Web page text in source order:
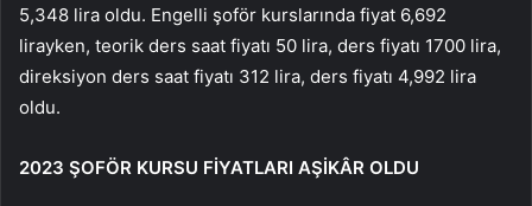
5,348 lira oldu. Engelli şoför kurslarında fiyat 6,692
lirayken, teorik ders saat fiyatı 50 lira, ders fiyatı 1700 lira,
direksiyon ders saat fiyatı 312 lira, ders fiyatı 4,992 lira
oldu.
2023 ŞOFÖR KURSU FİYATLARI AŞİKÂR OLDU